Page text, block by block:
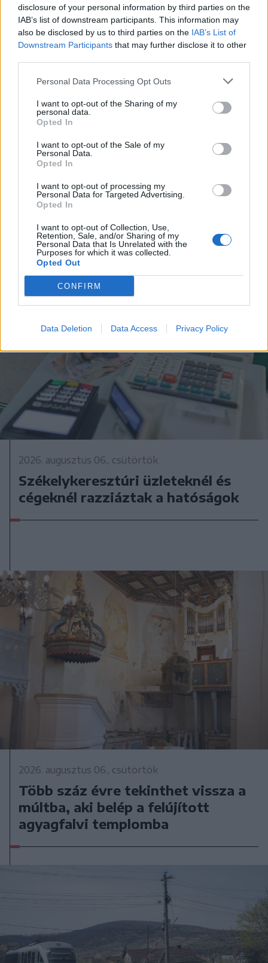
disclosure of your personal information by third parties on the
IAB’s list of downstream participants. This information may
also be disclosed by us to third parties on the IAB’s List of
Downstream Participants that may further disclose it to other
Personal Data Processing Opt Outs
I want to opt-out of the Sharing of my
personal data.
Opted In
I want to opt-out of the Sale of my
Personal Data.
Opted In
I want to opt-out of processing my
Personal Data for Targeted Advertising.
Opted In
I want to opt-out of Collection, Use,
Retention, Sale, and/or Sharing of my
Personal Data that Is Unrelated with the
Purposes for which it was collected.
Opted Out
CONFIRM
Data Deletion Data Access Privacy Policy
2026. augusztus 06., csütörtök
Továbbra sem tudni pontosan,
honnan tör fel a mofettagáz
Szejkefürdőn
2026. augusztus 06., csütörtök
Székelykeresztúri üzleteknél és
cégeknél razziáztak a hatóságok
2026. augusztus 06., csütörtök
Több száz évre tekinthet vissza a
múltba, aki belép a felújított
agyagfalvi templomba